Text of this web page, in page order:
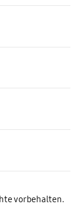
vorbehalten.